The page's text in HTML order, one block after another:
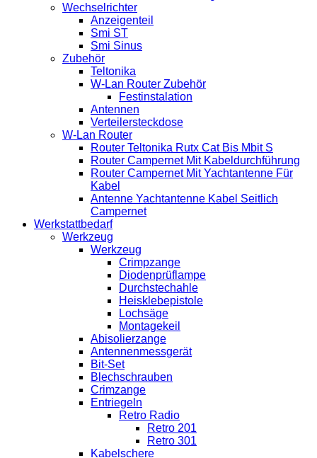
Wechselrichter
Anzeigenteil
Smi ST
Smi Sinus
Zubehör
Teltonika
W-Lan Router Zubehör
Festinstalation
Antennen
Verteilersteckdose
W-Lan Router
Router Teltonika Rutx Cat Bis Mbit S
Router Campernet Mit Kabeldurchführung
Router Campernet Mit Yachtantenne Für
Kabel
Antenne Yachtantenne Kabel Seitlich
Campernet
Werkstattbedarf
Werkzeug
Werkzeug
Crimpzange
Diodenprüflampe
Durchstechahle
Heisklebepistole
Lochsäge
Montagekeil
Abisolierzange
Antennenmessgerät
Bit-Set
Blechschrauben
Crimzange
Entriegeln
Retro Radio
Retro 201
Retro 301
Kabelschere